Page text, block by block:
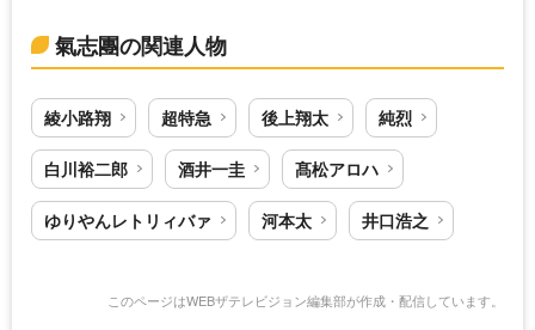
氣志團の関連人物
綾小路翔 超特急 後上翔太 純烈
白川裕二郎 酒井一圭 髙松アロハ
ゆりやんレトリィバァ 河本太 井口浩之
このページはWEBザテレビジョン編集部が作成・配信しています。